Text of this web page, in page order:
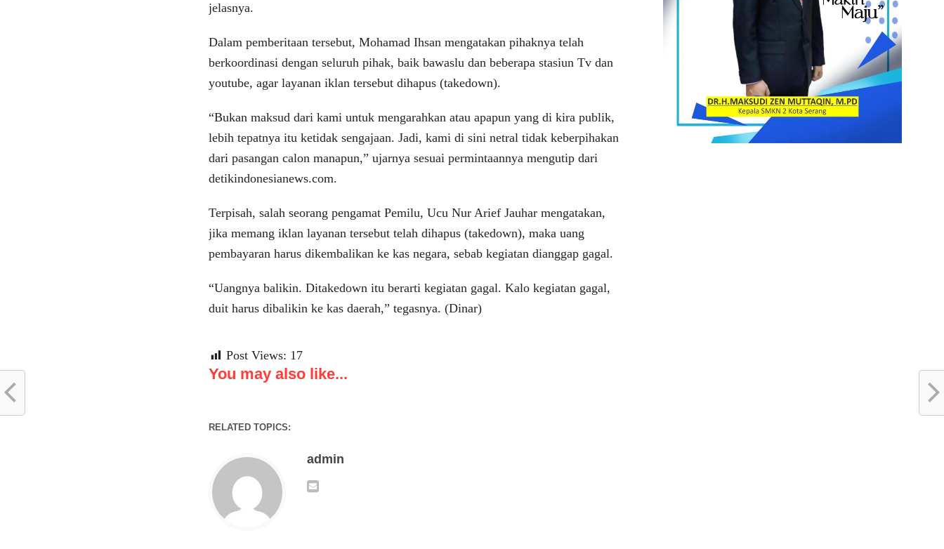
jelasnya.
Dalam pemberitaan tersebut, Mohamad Ihsan mengatakan pihaknya telah
berkoordinasi dengan seluruh pihak, baik bawaslu dan beberapa stasiun Tv dan
youtube, agar layanan iklan tersebut dihapus (takedown).
“Bukan maksud dari kami untuk mengarahkan atau apapun yang di kira publik,
lebih tepatnya itu ketidak sengajaan. Jadi, kami di sini netral tidak keberpihakan
dari pasangan calon manapun,” ujarnya sesuai permintaannya mengutip dari
detikindonesianews.com.
Terpisah, salah seorang pengamat Pemilu, Ucu Nur Arief Jauhar mengatakan,
jika memang iklan layanan tersebut telah dihapus (takedown), maka uang
pembayaran harus dikembalikan ke kas negara, sebab kegiatan dianggap gagal.
“Uangnya balikin. Ditakedown itu berarti kegiatan gagal. Kalo kegiatan gagal,
duit harus dibalikin ke kas daerah,” tegasnya. (Dinar)
Post Views: 17
You may also like...
RELATED TOPICS:
admin